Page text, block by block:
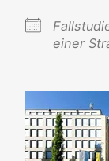
einer